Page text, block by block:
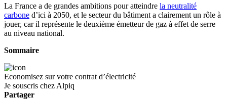
La France a de grandes ambitions pour atteindre la neutralité
carbone d’ici à 2050, et le secteur du bâtiment a clairement un rôle à
jouer, car il représente le deuxième émetteur de gaz à effet de serre
au niveau national.
Sommaire
Economisez sur votre contrat d’électricité
Je souscris chez Alpiq
Partager